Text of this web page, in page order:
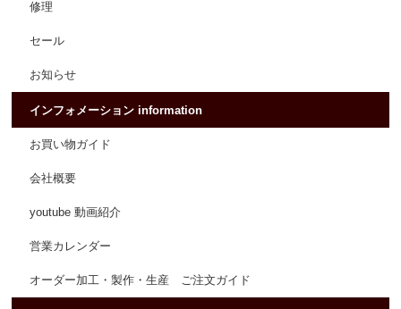
修理
セール
お知らせ
インフォメーション information
お買い物ガイド
会社概要
youtube 動画紹介
営業カレンダー
オーダー加工・製作・生産 ご注文ガイド